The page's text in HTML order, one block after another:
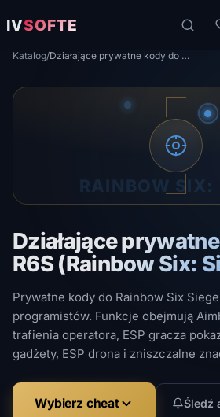
IVSOFTE
Katalog/ Działające prywatne kody do R6S (Rainbow Six: Siege)
Działające
R6S (Rainbow Six:
Prywatne kody do Rainbow Six
programistów. Funkcje obejmują
trafienia operatora, ESP gracza
gadżety, ESP drona i zniszczalne
Wybierz cheat Śledź
RAINBOW SIX: